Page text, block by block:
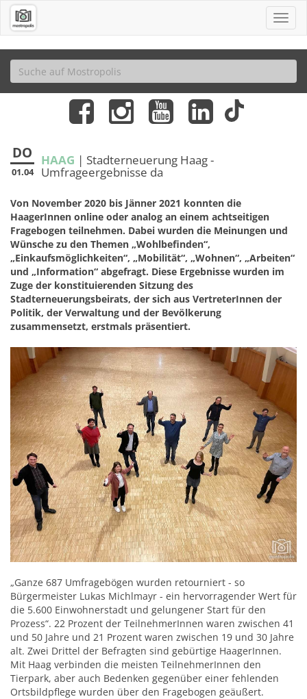
DO
01.04
HAAG | Stadterneuerung Haag -
Umfrageergebnisse da
Von November 2020 bis Jänner 2021 konnten die
HaagerInnen online oder analog an einem achtseitigen
Fragebogen teilnehmen. Dabei wurden die Meinungen und
Wünsche zu den Themen „Wohlbefinden“,
„Einkaufsmöglichkeiten“, „Mobilität“, „Wohnen“, „Arbeiten“
und „Information“ abgefragt. Diese Ergebnisse wurden im
Zuge der konstituierenden Sitzung des
Stadterneuerungsbeirats, der sich aus VertreterInnen der
Politik, der Verwaltung und der Bevölkerung
zusammensetzt, erstmals präsentiert.
„Ganze 687 Umfragebögen wurden retourniert - so
Bürgermeister Lukas Michlmayr - ein hervorragender Wert für
die 5.600 Einwohnerstadt und gelungener Start für den
Prozess“. 22 Prozent der TeilnehmerInnen waren zwischen 41
und 50 Jahre und 21 Prozent waren zwischen 19 und 30 Jahre
alt. Zwei Drittel der Befragten sind gebürtige HaagerInnen.
Mit Haag verbinden die meisten TeilnehmerInnen den
Tierpark, aber auch Bedenken gegenüber einer fehlenden
Ortsbildpflege wurden über den Fragebogen geäußert.